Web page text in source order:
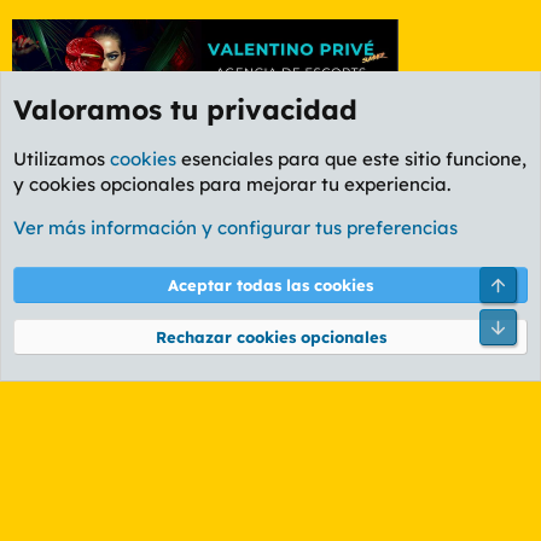
Foro General
Cookies
PL OLDSTYLE AMARILLO
Términos y reglas Política de privacidad Ayuda
Community platform by XenForo® © 2010-2026 XenForo Ltd.
Valoramos tu privacidad
Utilizamos cookies esenciales para que este sitio funcione,
y cookies opcionales para mejorar tu experiencia.
Ver más información y configurar tus preferencias
Aceptar todas las cookies
Rechazar cookies opcionales
Pie